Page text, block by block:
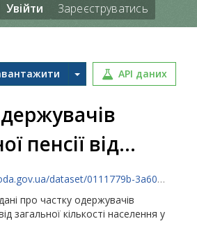
Увійти Зареєструватись
API даних
пенсії від...
resource/f401ce8a-2df0-489a-8d35-30314445d913/download/chastka_oderguvachiv_socialnoyi_pensii_vid_zagalnoyi_kilkosti_naselennya_4q2025.csv
про частку одержувачів
загальної кількості населення у